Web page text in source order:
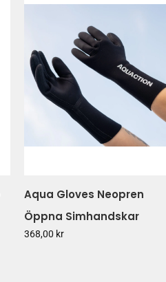
Aqua Gloves Neopren
Öppna Simhandskar
368,00 kr